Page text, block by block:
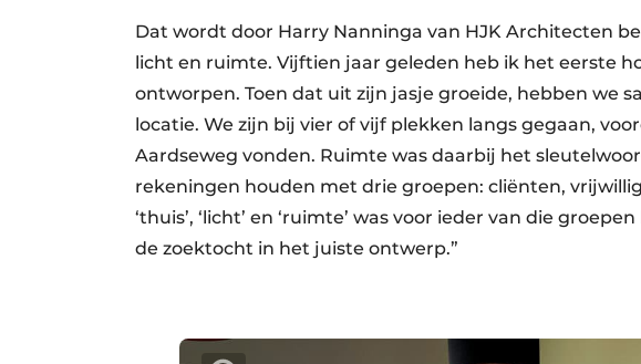
Dat wordt door Harry Nanninga van HJK ­Architecten
licht en ruimte. Vijftien jaar geleden heb ik het eerste
ontworpen. Toen dat uit zijn jasje groeide, hebben we
locatie. We zijn bij vier of vijf plekken langs gegaan,
Aardseweg vonden. Ruimte was daarbij het
rekeningen houden met drie groepen: cliënten,
‘thuis’, ‘licht’ en ‘ruimte’ was voor ieder van die
de zoektocht in het juiste ontwerp.”